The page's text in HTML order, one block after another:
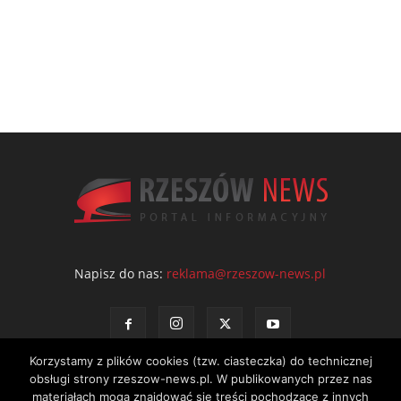
Napisz do nas: reklama@rzeszow-news.pl
Korzystamy z plików cookies (tzw. ciasteczka) do technicznej
obsługi strony rzeszow-news.pl. W publikowanych przez nas
materiałach mogą znajdować się treści pochodzące z innych